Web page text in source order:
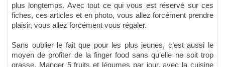
plus longtemps. Avec tout ce qui vous est réservé sur ces
fiches, ces articles et en photo, vous allez forcément prendre
plaisir, vous allez forcément vous régaler.
Sans oublier le fait que pour les plus jeunes, c’est aussi le
moyen de profiter de la finger food sans qu’elle ne soit trop
grasse. Manger 5 fruits et légumes par jour, avec la cuisine